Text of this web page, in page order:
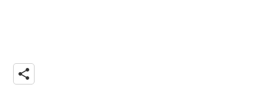
share